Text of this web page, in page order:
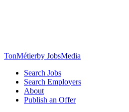
TonMétierby JobsMedia
Search Jobs
Search Employers
About
Publish an Offer